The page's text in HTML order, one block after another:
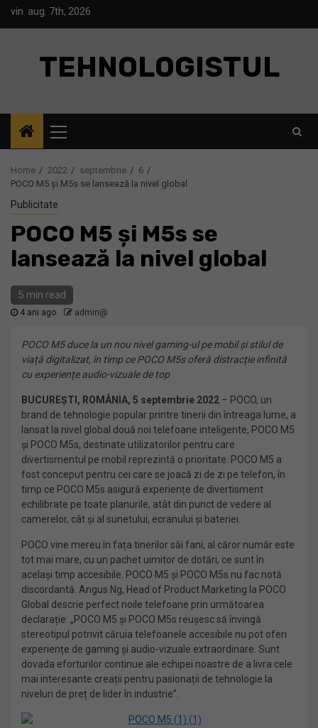
Skipvin. aug. 7th, 2026
TEHNOLOGISTUL
Menu
Home 2022 septembrie
6
POCO M5 și M5s se lansează la nivel global
Publicitate
POCO M5 și M5s se
lansează la nivel global
5 min read
4 ani ago admin@
POCO M5 duce la un nou nivel gaming-ul pe mobil și stilul de
viață digitalizat, în timp ce POCO M5s oferă distracție infinită
cuexperiențe audio-vizuale de top
BUCUREȘTI, ROMÂNIA, 5 septembrie 2022 – POCO, un
brand de tehnologie popular printre tinerii din întreaga lume, a
lansat la nivel global două noi telefoane inteligente, POCO M5
și POCO M5s, destinate utilizatorilor pentru care
divertismentul pe mobil reprezintă o prioritate. POCO M5 a
fost conceput pentru cei care se joacă zi de zi pe telefon, în
timp ce POCO M5s asigură experiențe de divertisment
echilibrate pe toate planurile, atât din punct de vedere al
camerelor, cât și al sunetului, ecranului și bateriei.
POCO vine mereu în fața tinerilor săi fani, al căror număr este
tot mai mare, cu un pachet uimitor de dotări, ce sunt în
același timp accesibile. POCO M5 și POCO M5s nu fac notă
discordantă. Angus Ng, Head of Product Marketing la POCO
Global descrie perfect noile telefoane prin următoarea
declarație: „POCO M5 și POCO M5s reușesc să învingă
stereotipul potrivit căruia telefoanele accesibile nu pot oferi
experiențe de gaming și audio-vizuale extraordinare. Sunt
dovada eforturilor continue ale echipei noastre de a livra cele
mai interesante creații pentru pasionații de tehnologie la
niveluri de preț de lider în industrie”.